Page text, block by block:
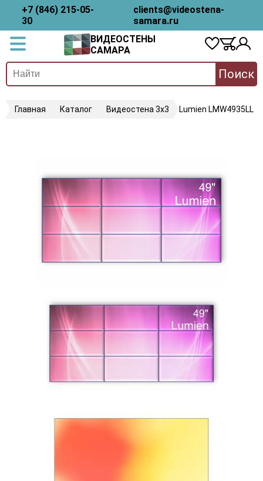
+7 (846) 215-05-
30
clients@videostena-
samara.ru
ВИДЕОСТЕНЫ
САМАРА
Поиск
Главная Каталог Видеостена 3х3 Lumien LMW4935LL